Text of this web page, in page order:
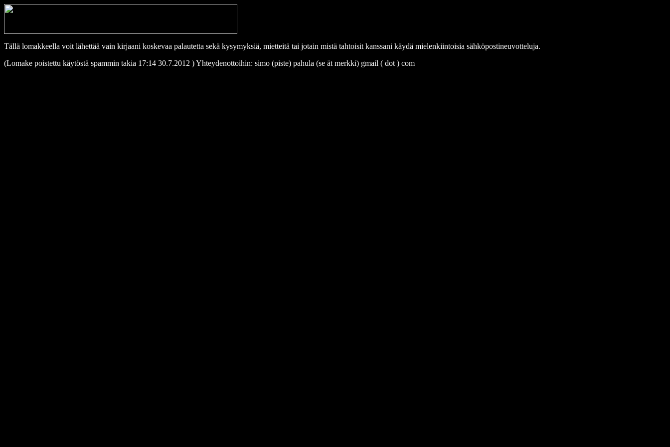
Tällä lomakkeella voit lähettää vain kirjaani koskevaa palautetta sekä kysymyksiä, mietteitä tai jotain mistä tahtoisit kanssani käydä mielenkiintoisia sähköpostineuvotteluja.
(Lomake poistettu käytöstä spammin takia 17:14 30.7.2012 ) Yhteydenottoihin: simo (piste) pahula (se ät merkki) gmail ( dot ) com